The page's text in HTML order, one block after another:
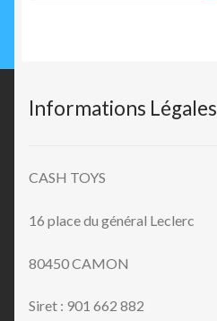
Informations Légales
CASH TOYS
16 place du général Leclerc
80450 CAMON
Siret : 901 662 882